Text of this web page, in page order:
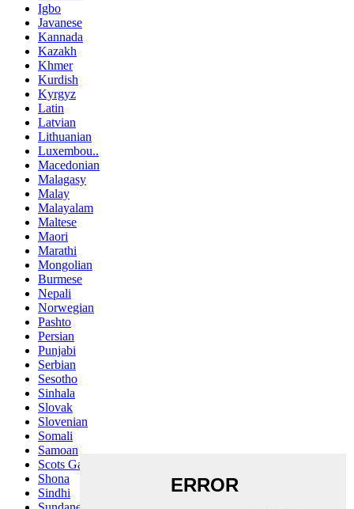
Igbo
Javanese
Kannada
Kazakh
Khmer
Kurdish
Kyrgyz
Latin
Latvian
Lithuanian
Luxembou..
Macedonian
Malagasy
Malay
Malayalam
Maltese
Maori
Marathi
Mongolian
Burmese
Nepali
Norwegian
Pashto
Persian
Punjabi
Serbian
Sesotho
Sinhala
Slovak
Slovenian
Somali
Samoan
Scots Gaelic
Shona
Sindhi